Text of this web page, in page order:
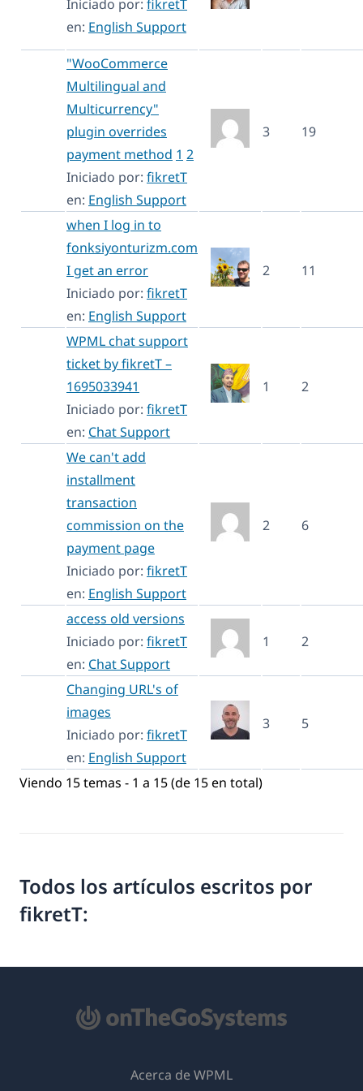
Iniciado por: fikretT
en: English Support
"WooCommerce
Multilingual and
Multicurrency"
plugin overrides
payment method 1 2
Iniciado por: fikretT
en: English Support
3 19
when I log in to
fonksiyonturizm.com
I get an error
Iniciado por: fikretT
en: English Support
2 11
WPML chat support
ticket by fikretT –
1695033941
Iniciado por: fikretT
en: Chat Support
1 2
We can't add
installment
transaction
commission on the
payment page
Iniciado por: fikretT
en: English Support
2 6
access old versions
Iniciado por: fikretT
en: Chat Support
1 2
Changing URL's of
images
Iniciado por: fikretT
en: English Support
3 5
Viendo 15 temas - 1 a 15 (de 15 en total)
Todos los artículos escritos por
fikretT:
Acerca de WPML